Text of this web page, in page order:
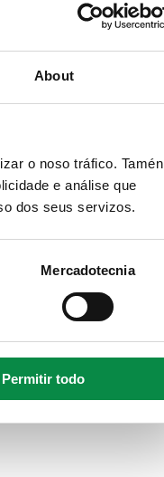
About
o noso tráfico. Tamén
e análise que
dos seus servizos.
Mercadotecnia
Permitir todo